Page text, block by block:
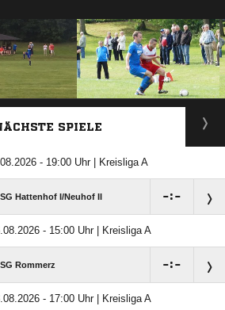
ANZEIGE
SPIELE
- 19:00 Uhr | Kreisliga A
SG Hattenhof I/​Neuhof II :
- 15:00 Uhr | Kreisliga A
SG Rommerz :
- 17:00 Uhr | Kreisliga A